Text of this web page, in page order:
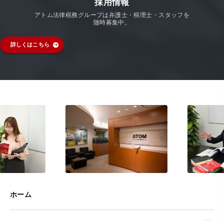
採用情報
アトム法律税務グループは弁護士・税理士・スタッフを
随時募集中。
詳しくはこちら
ホーム